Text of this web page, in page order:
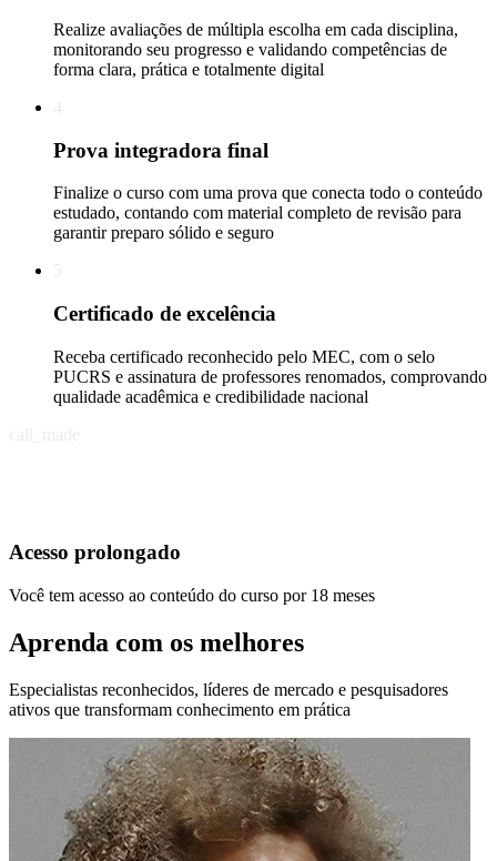
Realize avaliações de múltipla escolha em cada disciplina,
monitorando seu progresso e validando competências de
forma clara, prática e totalmente digital
Prova integradora final
Finalize o curso com uma prova que conecta todo o conteúdo
estudado, contando com material completo de revisão para
garantir preparo sólido e seguro
Certificado de excelência
Receba certificado reconhecido pelo MEC, com o selo
PUCRS e assinatura de professores renomados, comprovando
qualidade acadêmica e credibilidade nacional
Acesso prolongado
Você tem acesso ao conteúdo do curso por 18 meses
Aprenda com os melhores
Especialistas reconhecidos, líderes de mercado e pesquisadores
ativos que transformam conhecimento em prática